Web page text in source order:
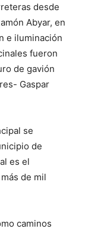
desde
Abyar, en
e iluminación
fueron
de gavión
Gaspar
se
de
es el
de mil
caminos